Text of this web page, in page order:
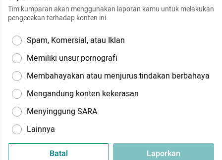
Tim kumparan akan menggunakan laporan kamu untuk melakukan
pengecekan terhadap konten ini.
Spam, Komersial, atau Iklan
Memiliki unsur pornografi
Membahayakan atau menjurus tindakan berbahaya
Mengandung konten kekerasan
Menyinggung SARA
Lainnya
Batal Laporkan